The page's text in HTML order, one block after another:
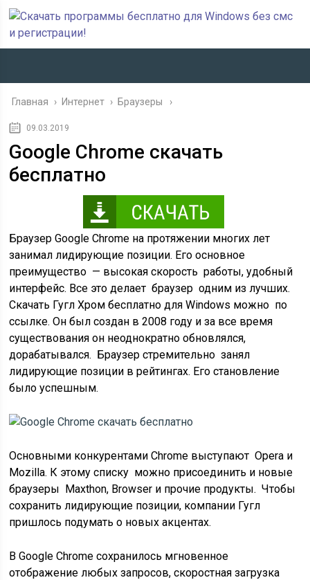
Главная › Интернет › Браузеры
09.03.2019
Google Chrome скачать
бесплатно
Браузер Google Chrome на протяжении многих лет
занимал лидирующие позиции. Его основное
преимущество — высокая скорость работы, удобный
интерфейс. Все это делает браузер одним из лучших.
Скачать Гугл Хром бесплатно для Windows можно по
ссылке. Он был создан в 2008 году и за все время
существования он неоднократно обновлялся,
дорабатывался. Браузер стремительно занял
лидирующие позиции в рейтингах. Его становление
было успешным.
Основными конкурентами Chrome выступают Opera и
Mozilla. К этому списку можно присоединить и новые
браузеры Maxthon, Browser и прочие продукты. Чтобы
сохранить лидирующие позиции, компании Гугл
пришлось подумать о новых акцентах.
В Google Chrome сохранилось мгновенное
отображение любых запросов, скоростная загрузка